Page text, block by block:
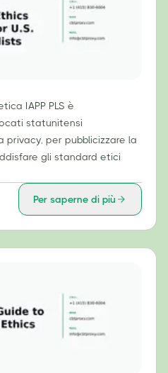
IAPP PLS è
statunitensi
per pubblicizzare la
gli standard etici
Per saperne di più